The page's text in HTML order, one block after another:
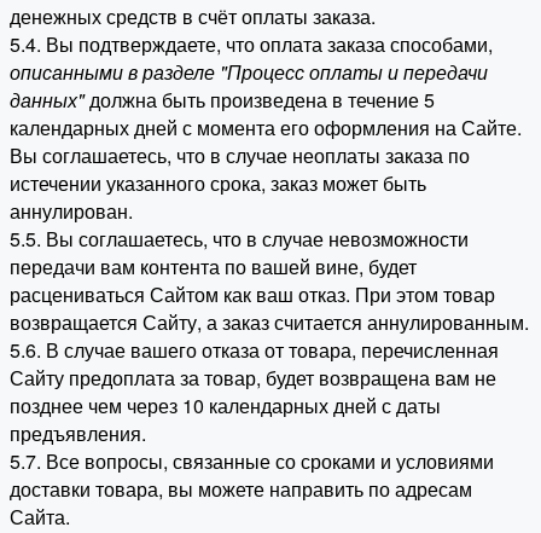
денежных средств в счёт оплаты заказа.
5.4. Вы подтверждаете, что оплата заказа способами,
описанными в разделе "Процесс оплаты и передачи
данных"должна быть произведена в течение 5
календарных дней с момента его оформления на Сайте.
Вы соглашаетесь, что в случае неоплаты заказа по
истечении указанного срока, заказ может быть
аннулирован.
5.5. Вы соглашаетесь, что в случае невозможности
передачи вам контента по вашей вине, будет
расцениваться Сайтом как ваш отказ. При этом товар
возвращается Сайту, а заказ считается аннулированным.
5.6. В случае вашего отказа от товара, перечисленная
Сайту предоплата за товар, будет возвращена вам не
позднее чем через 10 календарных дней с даты
предъявления.
5.7. Все вопросы, связанные со сроками и условиями
доставки товара, вы можете направить по адресам
Сайта.